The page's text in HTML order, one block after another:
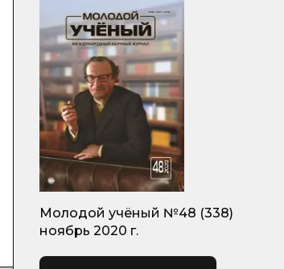
Молодой учёный №48 (338)
ноябрь 2020 г.